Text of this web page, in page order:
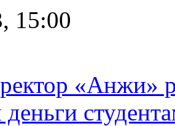
15:00
«Анжи»